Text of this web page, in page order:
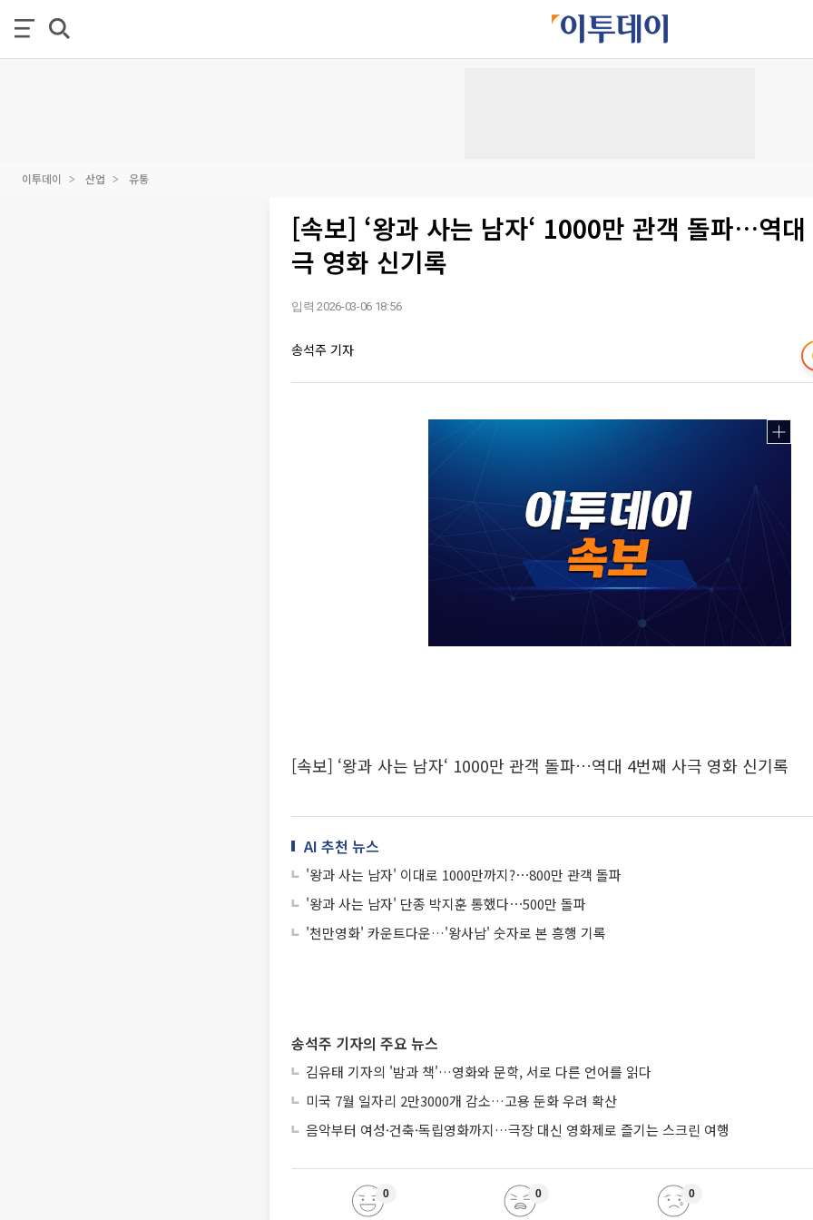
이투데이 산업 유통
[속보] ‘왕과 사는 남자‘ 1000만 관객 돌파…역
극 영화 신기록
입력 2026-03-06 18:56
송석주 기자
[속보] ‘왕과 사는 남자‘ 1000만 관객 돌파…역대 4번째 사극 영화 신기록
AI 추천 뉴스
'왕과 사는 남자' 이대로 1000만까지?⋯800만 관객 돌파
'왕과 사는 남자' 단종 박지훈 통했다⋯500만 돌파
'천만영화' 카운트다운…'왕사남' 숫자로 본 흥행 기록
송석주 기자의 주요 뉴스
김유태 기자의 '밤과 책'…영화와 문학, 서로 다른 언어를 읽다
미국 7월 일자리 2만3000개 감소…고용 둔화 우려 확산
음악부터 여성·건축·독립영화까지…극장 대신 영화제로 즐기는 스크린 여행
0 0 0